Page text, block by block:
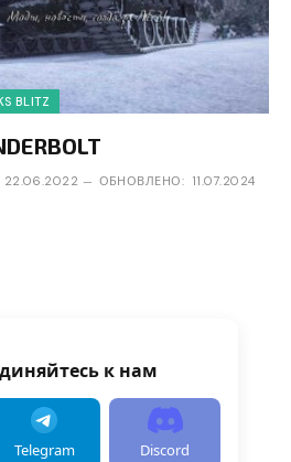
BLITZ
22.06.2022 ОБНОВЛЕНО: 11.07.2024
к нам
Telegram Discord